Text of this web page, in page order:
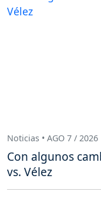
Noticias • AGO 7 / 2026
Con algunos
vs. Vélez